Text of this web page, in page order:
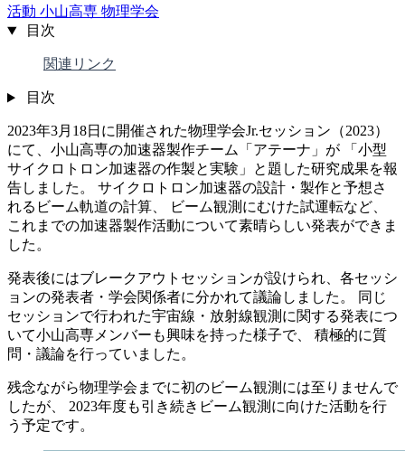
活動 小山高専 物理学会
目次
関連リンク
目次
2023年3月18日に開催された物理学会Jr.セッション（2023）
にて、小山高専の加速器製作チーム「アテーナ」が 「小型
サイクロトロン加速器の作製と実験」と題した研究成果を報
告しました。 サイクロトロン加速器の設計・製作と予想さ
れるビーム軌道の計算、 ビーム観測にむけた試運転など、
これまでの加速器製作活動について素晴らしい発表ができま
した。
発表後にはブレークアウトセッションが設けられ、各セッシ
ョンの発表者・学会関係者に分かれて議論しました。 同じ
セッションで行われた宇宙線・放射線観測に関する発表につ
いて小山高専メンバーも興味を持った様子で、 積極的に質
問・議論を行っていました。
残念ながら物理学会までに初のビーム観測には至りませんで
したが、 2023年度も引き続きビーム観測に向けた活動を行
う予定です。